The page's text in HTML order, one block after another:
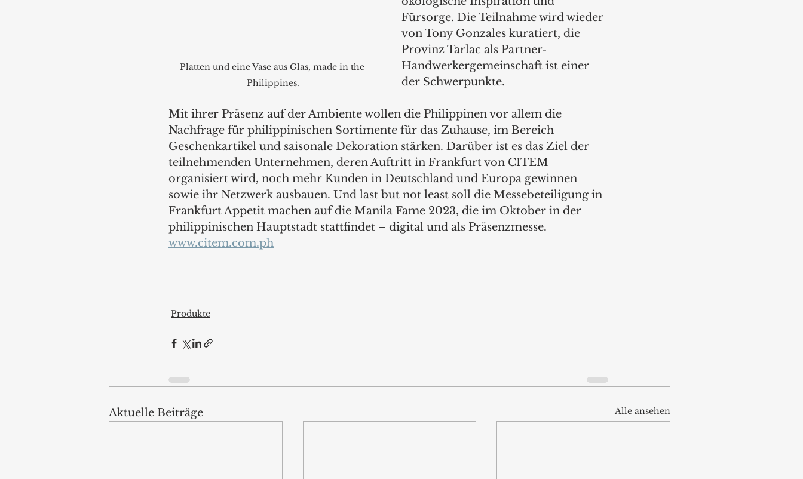
Platten und eine Vase aus Glas, made in the
Philippines.
Fürsorge. Die Teilnahme wird wieder
von Tony Gonzales kuratiert, die
Provinz Tarlac als Partner-
Handwerkergemeinschaft ist einer
der Schwerpunkte.
Mit ihrer Präsenz auf der Ambiente wollen die Philippinen vor allem die
Nachfrage für philippinischen Sortimente für das Zuhause, im Bereich
Geschenkartikel und saisonale Dekoration stärken. Darüber ist es das Ziel der
teilnehmenden Unternehmen, deren Auftritt in Frankfurt von CITEM
organisiert wird, noch mehr Kunden in Deutschland und Europa gewinnen
sowie ihr Netzwerk ausbauen. Und last but not least soll die Messebeteiligung in
Frankfurt Appetit machen auf die Manila Fame 2023, die im Oktober in der
philippinischen Hauptstadt stattfindet – digital und als Präsenzmesse.
www.citem.com.ph
Produkte
Aktuelle Beiträge Alle ansehen